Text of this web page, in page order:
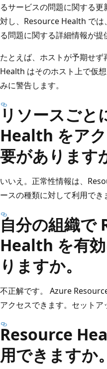
るサービスの問題に関する
対し、Resource Health では
る問題に関する詳細情報が提
たとえば、ホストが予期せ
Health はそのホスト上で仮
みに警告します。
リソースごと
Health をア
要があります
いいえ。正常性情報は、
ースの種類に対して利用でき
自分の組織で
Health を有
りますか。
不正解です。 Azure
アクセスできます。セットア
Resource
用できますか。